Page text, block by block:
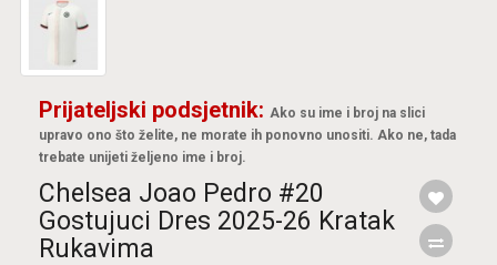
Prijateljski podsjetnik: Ako su ime i broj na slici
upravo ono što želite, ne morate ih ponovno unositi. Ako ne, tada
trebate unijeti željeno ime i broj.
Chelsea Joao Pedro #20
Gostujuci Dres 2025-26 Kratak
Rukavima